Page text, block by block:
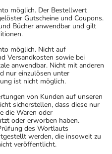
möglich. Der Bestellwert
Gutscheine und Coupons.
Bücher anwendbar und gilt
möglich. Nicht auf
Versandkosten sowie bei
anwendbar. Nicht mit anderen
nur einzulösen unter
ist nicht möglich.
von Kunden auf unseren
sicherstellen, dass diese nur
die Waren oder
oder erworben haben.
des Wortlauts
werden, die insoweit zu
veröffentlicht.